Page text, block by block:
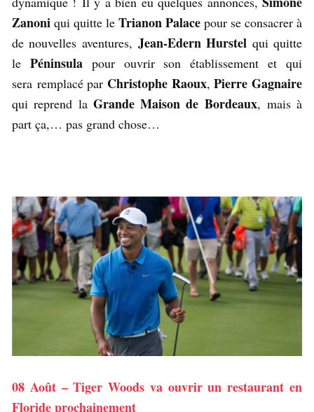
Zanoni qui quitte le Trianon Palace pour se consacrer à
de nouvelles aventures, Jean-Edern Hurstel qui quitte
le Péninsulapour ouvrir son établissement et qui
sera remplacé par Christophe Raoux,Pierre Gagnaire
qui reprend la Grande Maison de Bordeaux, mais à
part ça,… pas grand chose…
08 Août – Tiger Woods va ouvrir un restaurant en
Floride prochainement